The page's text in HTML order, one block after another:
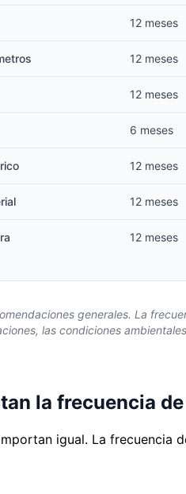
12 meses
12 meses
12 meses
6 meses
12 meses
12 meses
12 meses
generales. La
las condiciones
la frecuencia
igual. La frecuencia